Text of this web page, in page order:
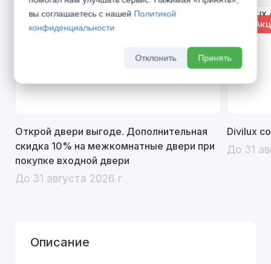
% Акция
Открой двери выгоде. Дополнительная
скидка 10% на межкомнатные двери при
покупке входной двери
До 31 августа 2026 г
%
Divilux
До 31
Описание
вы соглашаетесь с нашей Политикой
конфиденциальности
Отклонить Принять